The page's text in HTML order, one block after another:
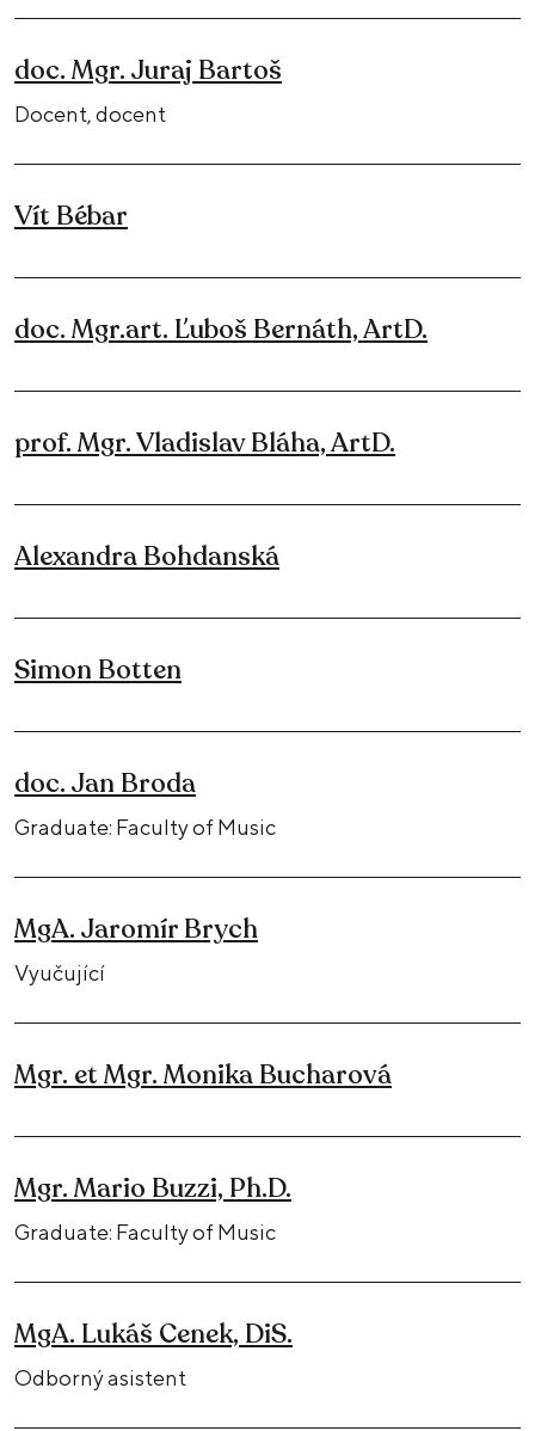
doc. Mgr. Juraj Bartoš
Docent, docent
Vít Bébar
doc. Mgr.art. Ľuboš Bernáth, ArtD.
prof. Mgr. Vladislav Bláha, ArtD.
Alexandra Bohdanská
Simon Botten
doc. Jan Broda
Graduate: Faculty of Music
MgA. Jaromír Brych
Vyučující
Mgr. et Mgr. Monika Bucharová
Mgr. Mario Buzzi, Ph.D.
Graduate: Faculty of Music
MgA. Lukáš Cenek, DiS.
Odborný asistent